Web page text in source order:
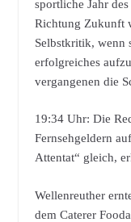
sportliche Jahr
Richtung Zukunft
Selbstkritik, wenn
erfolgreiches
vergangenen die
19:34 Uhr: Die
Fernsehgeldern
Attentat“ gleich,
Wellenreuther
dem Caterer